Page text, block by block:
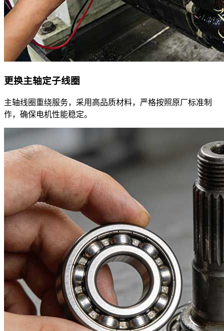
更换主轴定子线圈
主轴线圈重绕服务，采用高品质材料，严格按照原厂标准制
作，确保电机性能稳定。